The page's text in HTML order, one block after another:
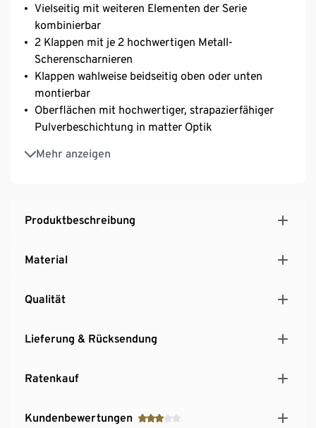
Vielseitig mit weiteren Elementen der Serie
kombinierbar
2 Klappen mit je 2 hochwertigen Metall-
Scherenscharnieren
Klappen wahlweise beidseitig oben oder unten
montierbar
Oberflächen mit hochwertiger, strapazierfähiger
Pulverbeschichtung in matter Optik
Mehr anzeigen
Verchromtes Metallgestell und Knaufgriffe
Mit höhenverstellbaren Kunststofffüßen für einen
Produktbeschreibung
Material
Qualität
Lieferung & Rücksendung
Ratenkauf
Kundenbewertungen